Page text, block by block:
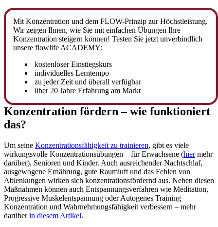
Mit Konzentration und dem FLOW-Prinzip zur Höchstleistung.
Wir zeigen Ihnen, wie Sie mit einfachen Übungen Ihre
Konzentration steigern können! Testen Sie jetzt unverbindlich
unsere flowlife ACADEMY:
kostenloser Einstiegskurs
individuelles Lerntempo
zu jeder Zeit und überall verfügbar
über 20 Jahre Erfahrung am Markt
Konzentration fördern – wie funktioniert
das?
Um seine Konzentrationsfähigkeit zu trainieren, gibt es viele
wirkungsvolle Konzentrationsübungen – für Erwachsene (hiermehr
darüber), Senioren und Kinder. Auch ausreichender Nachtschlaf,
ausgewogene Ernährung, gute Raumluft und das Fehlen von
Ablenkungen wirken sich konzentrationsfördernd aus. Neben diesen
Maßnahmen können auch Entspannungsverfahren wie Meditation,
Progressive Muskelentspannung oder Autogenes Training
Konzentration und Wahrnehmungsfähigkeit verbessern – mehr
darüberin diesem Artikel.